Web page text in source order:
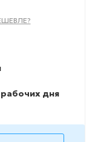
рабочих дня